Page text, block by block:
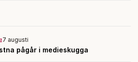
7 augusti
pågår i medieskugga